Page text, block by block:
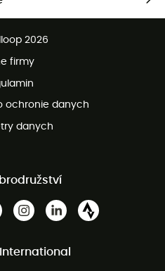
2026
firmy
ochronie danych
danych